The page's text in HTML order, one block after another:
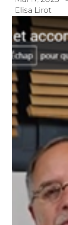
Elisa Lirot